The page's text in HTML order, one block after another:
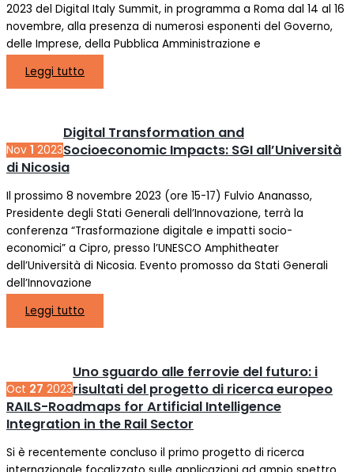
2023 del Digital Italy Summit, in programma a Roma dal 14 al 16
novembre, alla presenza di numerosi esponenti del Governo,
delle Imprese, della Pubblica Amministrazione e
Leggi tutto
Nov 1 2023
Digital Transformation and
Socioeconomic Impacts: SGI all’Università
di Nicosia
Il prossimo 8 novembre 2023 (ore 15-17) Fulvio Ananasso,
Presidente degli Stati Generali dell’Innovazione, terrà la
conferenza “Trasformazione digitale e impatti socio-
economici” a Cipro, presso l’UNESCO Amphitheater
dell’Università di Nicosia. Evento promosso da Stati Generali
dell’Innovazione
Leggi tutto
Oct 27 2023
Uno sguardo alle ferrovie del futuro: i
risultati del progetto di ricerca europeo
RAILS-Roadmaps for Artificial Intelligence
Integration in the Rail Sector
Si è recentemente concluso il primo progetto di ricerca